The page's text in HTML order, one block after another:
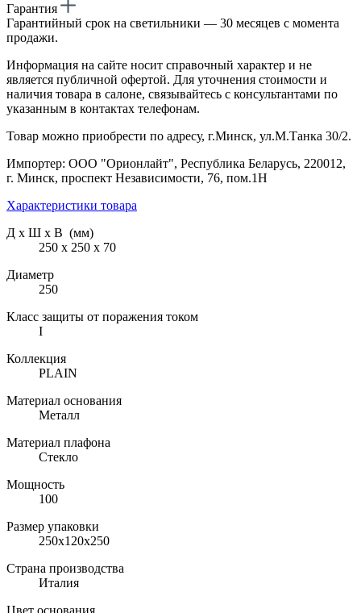
Гарантия
Гарантийный срок на светильники — 30 месяцев с момента
продажи.
Информация на сайте носит справочный характер и не
является публичной офертой. Для уточнения стоимости и
наличия товара в салоне, связывайтесь с консультантами по
указанным в контактах телефонам.
Товар можно приобрести по адресу, г.Минск, ул.М.Танка 30/2.
Импортер: ООО "Орионлайт", Республика Беларусь, 220012,
г. Минск, проспект Независимости, 76, пом.1Н
Характеристики товара
Д х Ш х В (мм)
250 х 250 х 70
Диаметр
250
Класс защиты от поражения током
I
Коллекция
PLAIN
Материал основания
Металл
Материал плафона
Стекло
Мощность
100
Размер упаковки
250х120х250
Страна производства
Италия
Цвет основания